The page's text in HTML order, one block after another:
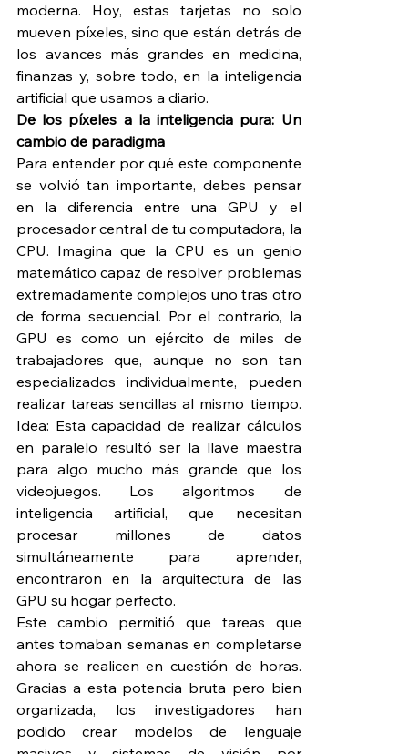
moderna. Hoy, estas tarjetas no solo
mueven píxeles, sino que están detrás de
los avances más grandes en medicina,
finanzas y, sobre todo, en la inteligencia
artificial que usamos a diario.
De los píxeles a la inteligencia pura: Un
cambio de paradigma
Para entender por qué este componente
se volvió tan importante, debes pensar
en la diferencia entre una GPU y el
procesador central de tu computadora, la
CPU. Imagina que la CPU es un genio
matemático capaz de resolver problemas
extremadamente complejos uno tras otro
de forma secuencial. Por el contrario, la
GPU es como un ejército de miles de
trabajadores que, aunque no son tan
especializados individualmente, pueden
realizar tareas sencillas al mismo tiempo.
Idea: Esta capacidad de realizar cálculos
en paralelo resultó ser la llave maestra
para algo mucho más grande que los
videojuegos. Los algoritmos de
inteligencia artificial, que necesitan
procesar millones de datos
simultáneamente para aprender,
encontraron en la arquitectura de las
GPU su hogar perfecto.
Este cambio permitió que tareas que
antes tomaban semanas en completarse
ahora se realicen en cuestión de horas.
Gracias a esta potencia bruta pero bien
organizada, los investigadores han
podido crear modelos de lenguaje